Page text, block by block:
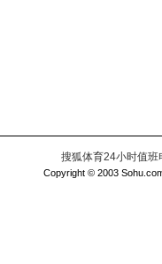
搜狐体育24小时值
Copyright © 2003